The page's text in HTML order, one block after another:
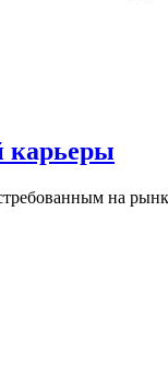
карьеры
на